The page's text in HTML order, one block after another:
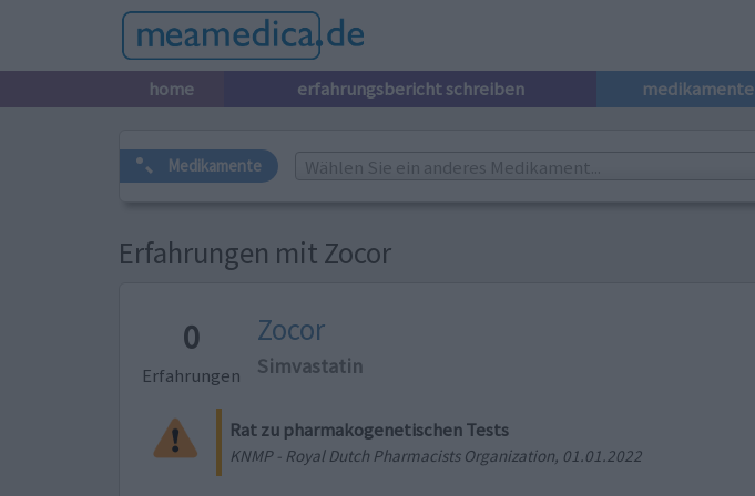
home erfahrungsbericht schreiben medikamente
Medikamente Wählen Sie ein anderes Medikament...
Erfahrungen mit Zocor
0
Erfahrungen
Zocor
Simvastatin
Rat zu pharmakogenetischen Tests
KNMP - Royal Dutch Pharmacists Organization, 01.01.2022